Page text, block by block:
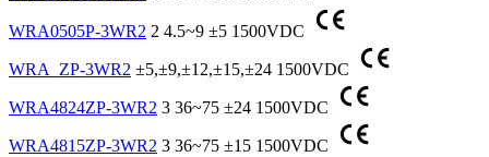
WRA0505P-3WR2 2 4.5~9 ±5 1500VDC
WRA_ZP-3WR2 ±5,±9,±12,±15,±24 1500VDC
WRA4824ZP-3WR2 3 36~75 ±24 1500VDC
WRA4815ZP-3WR2 3 36~75 ±15 1500VDC